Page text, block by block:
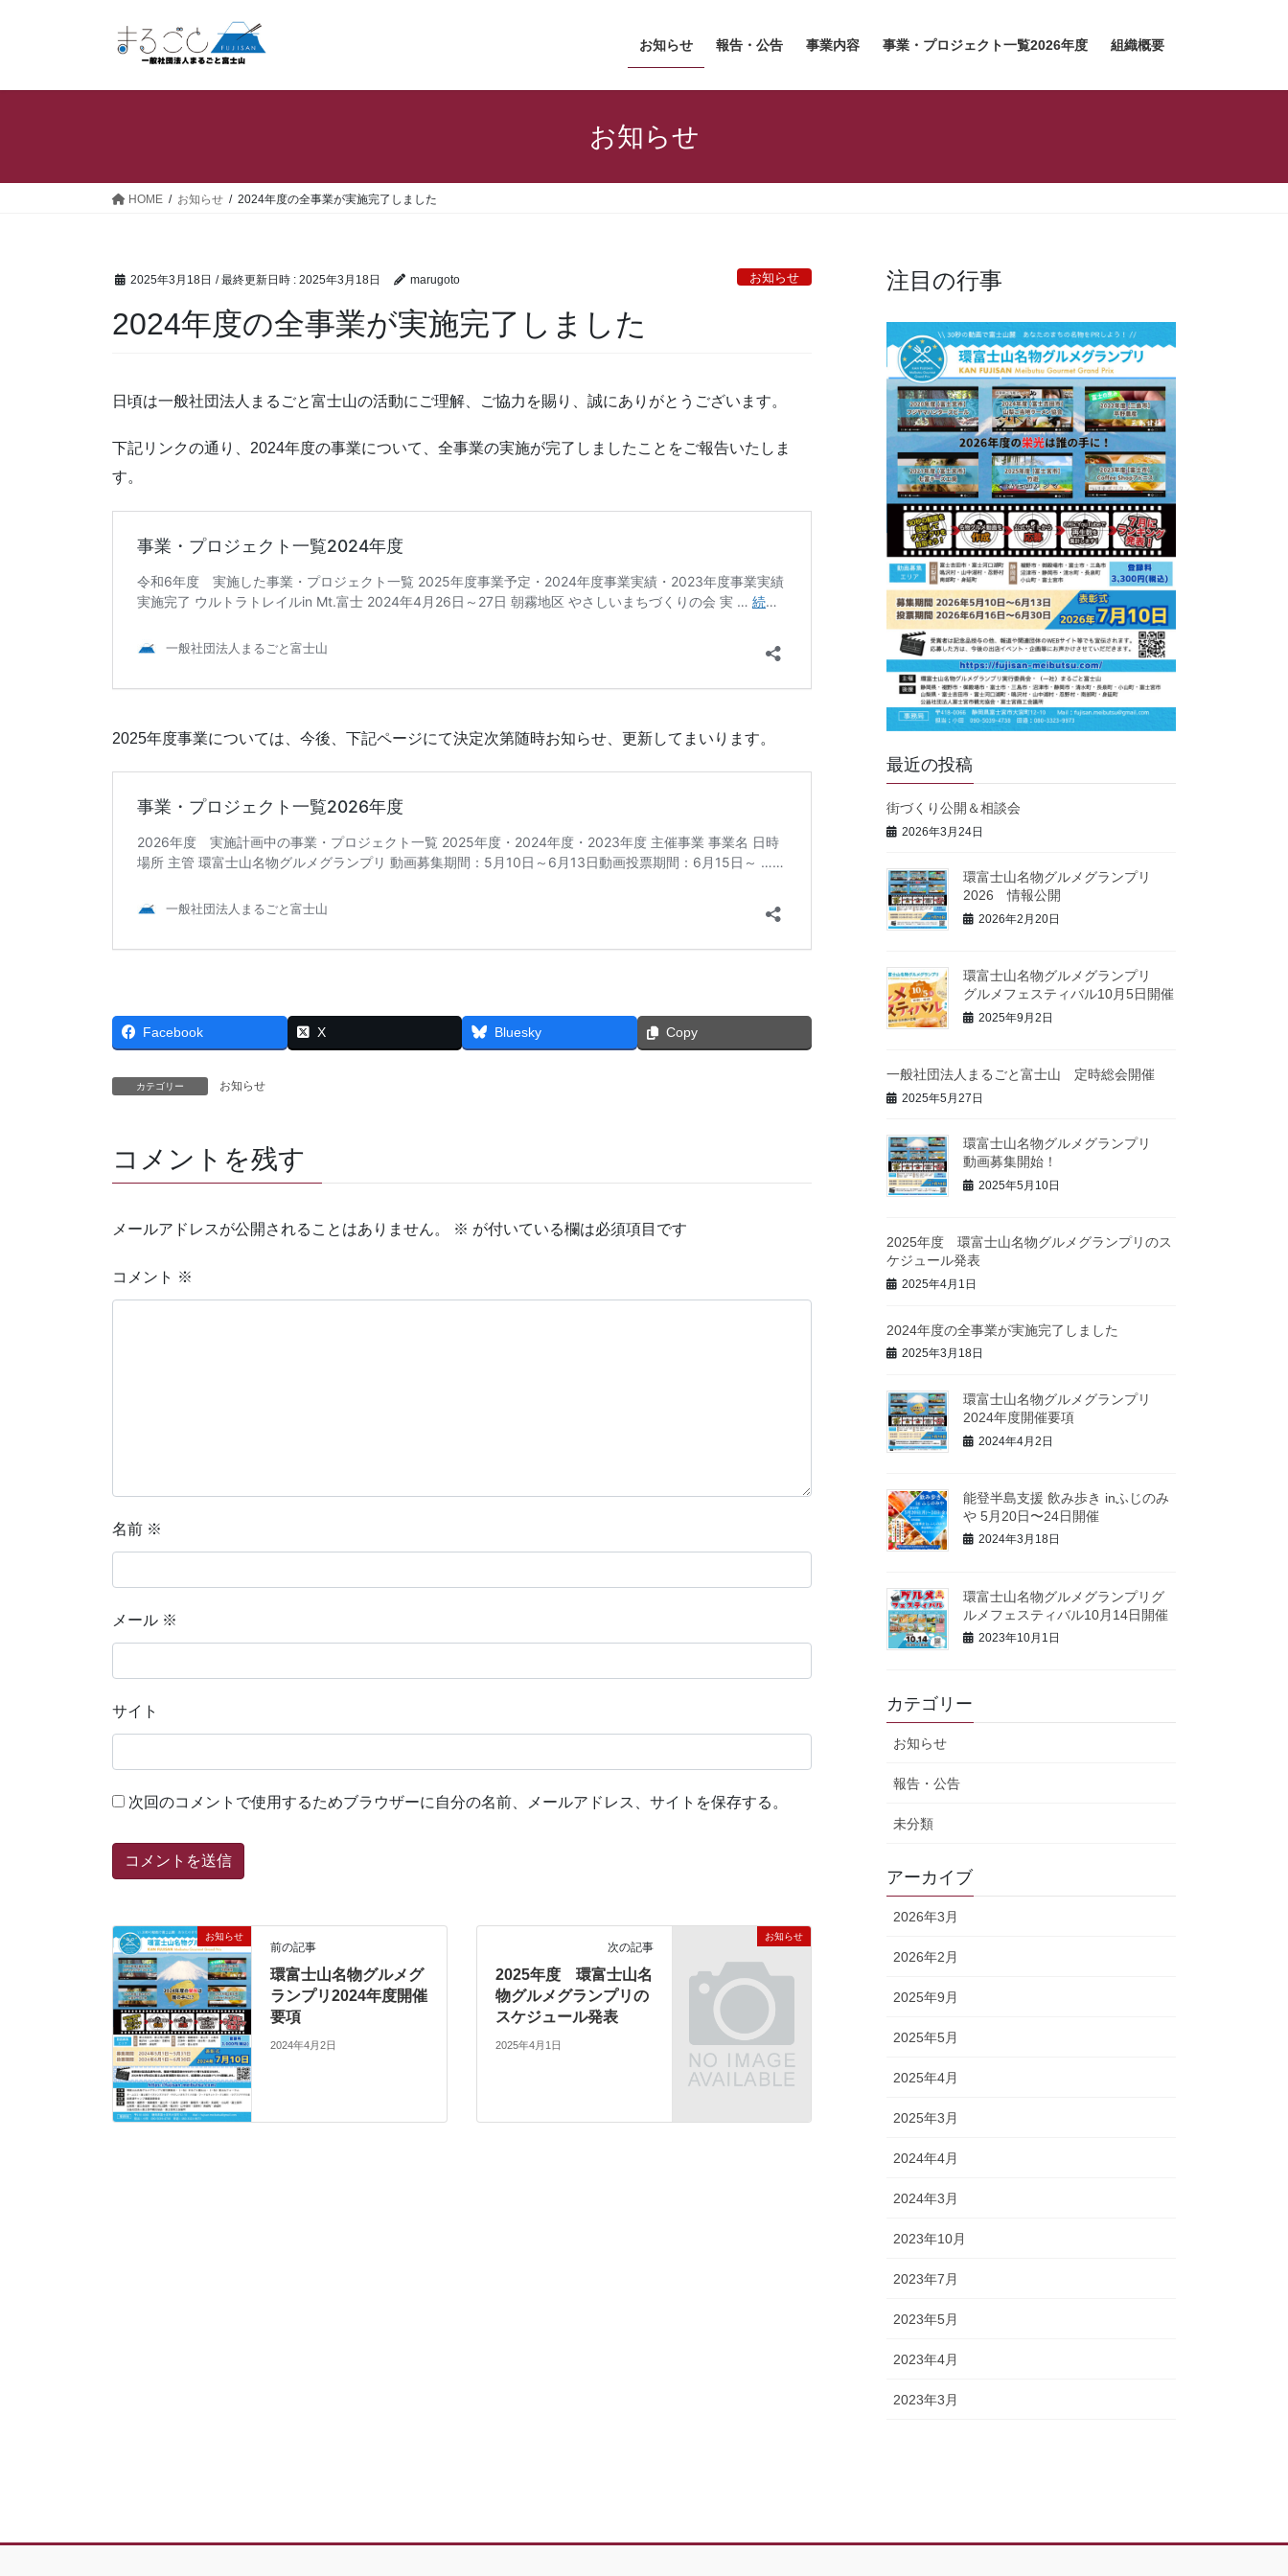
お知らせ 報告・公告 事業内容 事業・プロジェクト一覧2026年度 組織概要
お知らせ
HOME お知らせ 2024年度の全事業が実施完了しました
2025年3月18日 / 最終更新日時 : 2025年3月18日 marugoto お知らせ
2024年度の全事業が実施完了しました
日頃は一般社団法人まるごと富士山の活動にご理解、ご協力を賜り、誠にありがとうございます。
下記リンクの通り、2024年度の事業について、全事業の実施が完了しましたことをご報告いたしま
す。
2025年度事業については、今後、下記ページにて決定次第随時お知らせ、更新してまいります。
Facebook X Bluesky Copy
カテゴリー お知らせ
コメントを残す
メールアドレスが公開されることはありません。 ※ が付いている欄は必須項目です
コメント ※
名前 ※
メール ※
サイト
次回のコメントで使用するためブラウザーに自分の名前、メールアドレス、サイトを保存する。
お知らせ
前の記事
環富士山名物グルメグ
ランプリ2024年度開催
要項
2024年4月2日
お知らせ
次の記事
2025年度 環富士山名
物グルメグランプリの
スケジュール発表
2025年4月1日
注目の行事
最近の投稿
街づくり公開＆相談会
2026年3月24日
環富士山名物グルメグランプリ
2026 情報公開
2026年2月20日
環富士山名物グルメグランプリ
グルメフェスティバル10月5日開催
2025年9月2日
一般社団法人まるごと富士山 定時総会開催
2025年5月27日
環富士山名物グルメグランプリ
動画募集開始！
2025年5月10日
2025年度 環富士山名物グルメグランプリのス
ケジュール発表
2025年4月1日
2024年度の全事業が実施完了しました
2025年3月18日
環富士山名物グルメグランプリ
2024年度開催要項
2024年4月2日
能登半島支援 飲み歩き inふじのみ
や 5月20日〜24日開催
2024年3月18日
環富士山名物グルメグランプリグ
ルメフェスティバル10月14日開催
2023年10月1日
カテゴリー
お知らせ
報告・公告
未分類
アーカイブ
2026年3月
2026年2月
2025年9月
2025年5月
2025年4月
2025年3月
2024年4月
2024年3月
2023年10月
2023年7月
2023年5月
2023年4月
2023年3月